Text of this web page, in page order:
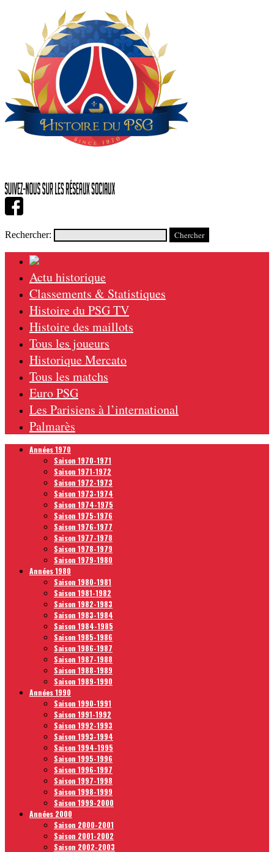
Rechercher:
Actu historique
Classements & Statistiques
Histoire du PSG TV
Histoire des maillots
Tous les joueurs
Historique Mercato
Tous les matchs
Euro PSG
Les Parisiens à l’international
Palmarès
Années 1970
Saison 1970-1971
Saison 1971-1972
Saison 1972-1973
Saison 1973-1974
Saison 1974-1975
Saison 1975-1976
Saison 1976-1977
Saison 1977-1978
Saison 1978-1979
Saison 1979-1980
Années 1980
Saison 1980-1981
Saison 1981-1982
Saison 1982-1983
Saison 1983-1984
Saison 1984-1985
Saison 1985-1986
Saison 1986-1987
Saison 1987-1988
Saison 1988-1989
Saison 1989-1990
Années 1990
Saison 1990-1991
Saison 1991-1992
Saison 1992-1993
Saison 1993-1994
Saison 1994-1995
Saison 1995-1996
Saison 1996-1997
Saison 1997-1998
Saison 1998-1999
Saison 1999-2000
Années 2000
Saison 2000-2001
Saison 2001-2002
Saison 2002-2003